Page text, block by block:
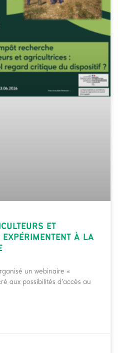
ET
À LA
un webinaire «
aux possibilités d’accès au